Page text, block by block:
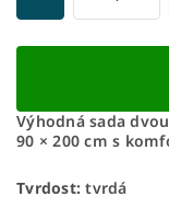
Výhodná sada
90 × 200 cm s
Tvrdost: tvrdá